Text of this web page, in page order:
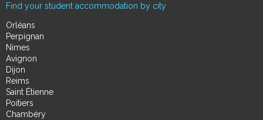
Find your student accommodation by city
Orléans
Perpignan
Nimes
Avignon
Dijon
Reims
Saint Étienne
Poitiers
Chambéry